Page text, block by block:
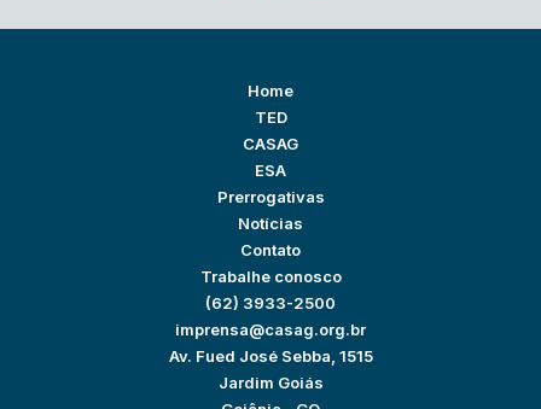
Home
TED
CASAG
ESA
Prerrogativas
Notícias
Contato
Trabalhe conosco
(62) 3933-2500
imprensa@casag.org.br
Av. Fued José Sebba, 1515
Jardim Goiás